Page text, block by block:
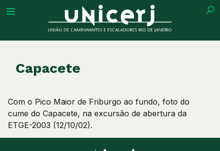
Capacete
Com o Pico Maior de Friburgo ao fundo, foto do
cume do Capacete, na excursão de abertura da
ETGE-2003 (12/10/02).